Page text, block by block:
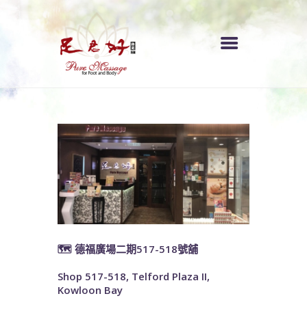
首頁
服務收費
各區分店
關於我們
🗺️ 德福廣場二期517-518號舖
Shop 517-518, Telford Plaza II,
Kowloon Bay